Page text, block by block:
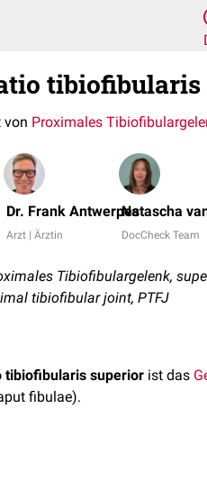
tibiofibularis
von Proximales
Dr. Frank Antwerpes
Arzt | Ärztin
Natascha
DocCheck Team
Tibiofibulargelenk,
tibiofibular joint, PTFJ
tibiofibularis superior ist das
fibulae).